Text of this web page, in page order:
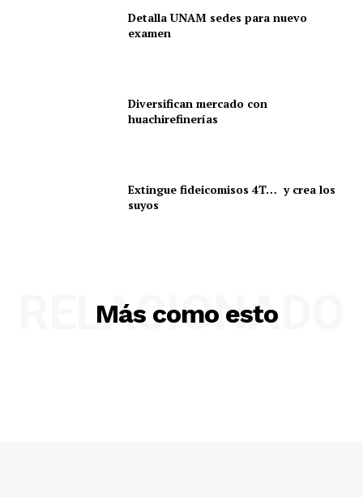
Detalla UNAM sedes para nuevo
examen
Diversifican mercado con
huachirefinerías
Extingue fideicomisos 4T… y crea los
suyos
Más como esto
RELACIONADO